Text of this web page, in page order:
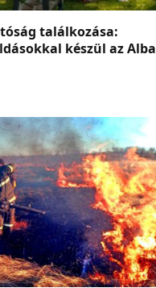
találkozása:
készül az Alba